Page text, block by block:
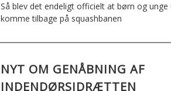
Så blev det endeligt officielt at børn og unge
komme tilbage på squashbanen
NYT OM GENÅBNING AF
INDENDØRSIDRÆTTEN